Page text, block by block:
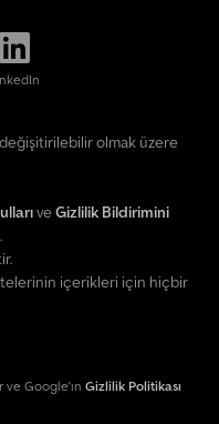
olmak üzere
ve Gizlilik Bildirimini
içerikleri için hiçbir
ve Google'ın Gizlilik Politikası